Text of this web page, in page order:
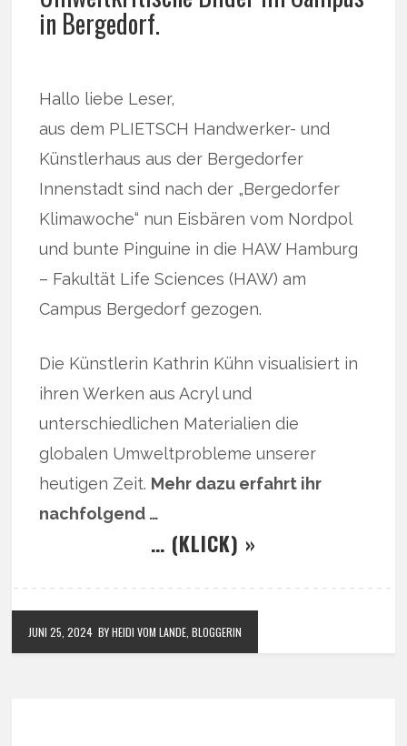
in Bergedorf.
Hallo liebe Leser,
aus dem PLIETSCH Handwerker- und
Künstlerhaus aus der Bergedorfer
Innenstadt sind nach der „Bergedorfer
Klimawoche“ nun Eisbären vom Nordpol
und bunte Pinguine in die HAW Hamburg
– Fakultät Life Sciences (HAW) am
Campus Bergedorf gezogen.
Die Künstlerin Kathrin Kühn visualisiert in
ihren Werken aus Acryl und
unterschiedlichen Materialien die
globalen Umweltprobleme unserer
heutigen Zeit. Mehr dazu erfahrt ihr
nachfolgend …
… (KLICK) »
JUNI 25, 2024 BY HEIDI VOM LANDE, BLOGGERIN